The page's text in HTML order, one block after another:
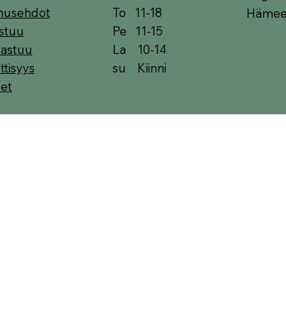
To 11-18
Pe 11-15
La 10-14
su Kiinni